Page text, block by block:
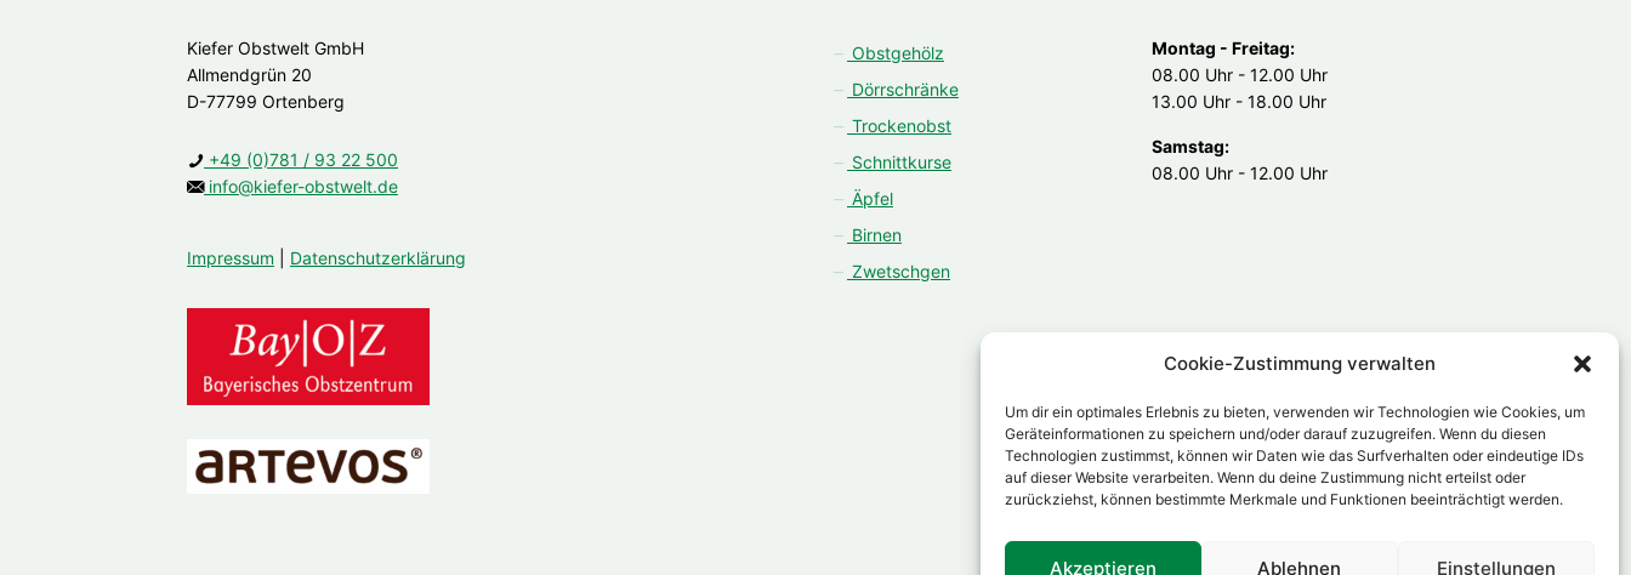
Cookie-Zustimmung verwalten
Um dir ein optimales Erlebnis zu bieten, verwenden wir Technologien wie Cookies, um
Geräteinformationen zu speichern und/oder darauf zuzugreifen. Wenn du diesen
Technologien zustimmst, können wir Daten wie das Surfverhalten oder eindeutige IDs
auf dieser Website verarbeiten. Wenn du deine Zustimmung nicht erteilst oder
zurückziehst, können bestimmte Merkmale und Funktionen beeinträchtigt werden.
Akzeptieren Ablehnen Einstellungen
Kiefer Obstwelt GmbH
Allmendgrün 20
D-77799 Ortenberg
+49 (0)781 / 93 22 500
info@kiefer-obstwelt.de
Impressum Datenschutzerklärung
Obstgehölz
Dörrschränke
Trockenobst
Schnittkurse
Äpfel
Birnen
Zwetschgen
Montag - Freitag:
08.00 Uhr - 12.00 Uhr
13.00 Uhr - 18.00 Uhr
Samstag:
08.00 Uhr - 12.00 Uhr